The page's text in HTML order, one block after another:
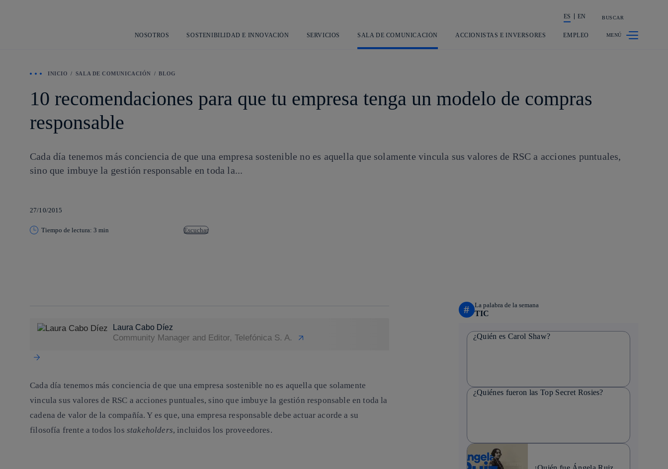
principal
La acción en accionistas e inversores
ES EN BUSCAR
NOSOTROS SOSTENIBILIDAD E INNOVACIÓN SERVICIOS SALA DE COMUNICACIÓN ACCIONISTAS E INVERSORES EMPLEO
INICIO SALA DE COMUNICACIÓN BLOG
10 recomendaciones para que tu empresa tenga un modelo de compras
responsable
Cada día tenemos más conciencia de que una empresa sostenible no es aquella que solamente vincula sus valores de RSC a acciones puntuales,
sino que imbuye la gestión responsable en toda la...
27/10/2015
Tiempo de lectura: 3 min Escuchar
Laura Cabo Díez
Community Manager and Editor, Telefónica S. A.
Cada día tenemos más conciencia de que una empresa sostenible no es aquella que solamente
vincula sus valores de RSC a acciones puntuales, sino que imbuye la gestión responsable en toda la
cadena de valor de la compañía. Y es que, una empresa responsable debe actuar acorde a su
filosofía frente a todos los stakeholders, incluidos los proveedores.
# La palabra de la semana
TIC
¿Quién es Carol Shaw?
¿Quiénes fueron las Top Secret Rosies?